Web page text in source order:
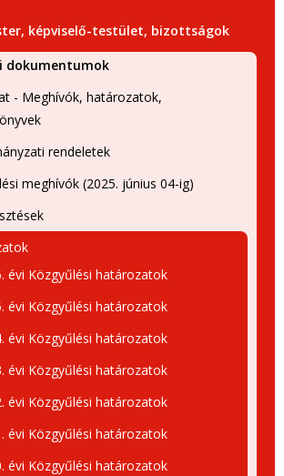
képviselő-testület, bizottságok
dokumentumok
- Meghívók, határozatok,
rendeletek
meghívók (2025. június 04-ig)
évi Közgyűlési határozatok
évi Közgyűlési határozatok
évi Közgyűlési határozatok
évi Közgyűlési határozatok
évi Közgyűlési határozatok
évi Közgyűlési határozatok
évi Közgyűlési határozatok